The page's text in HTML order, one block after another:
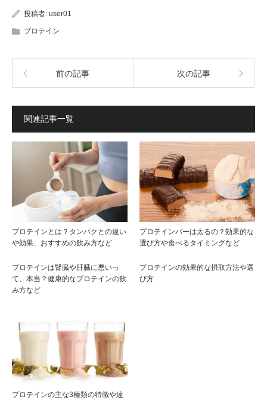
投稿者: user01
プロテイン
前の記事 次の記事
関連記事一覧
プロテインとは？タンパクとの違い
や効果、おすすめの飲み方など
プロテインバーは太るの？効果的な
選び方や食べるタイミングなど
プロテインは腎臓や肝臓に悪いっ
て、本当？健康的なプロテインの飲
み方など
プロテインの効果的な摂取方法や選
び方
プロテインの主な3種類の特徴や違